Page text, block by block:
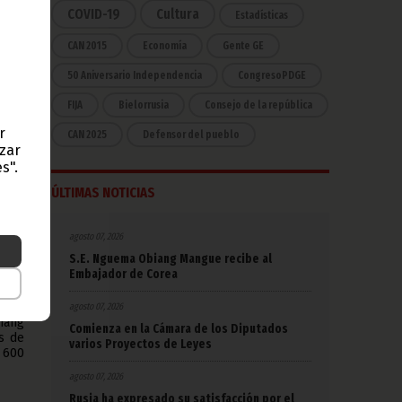
a
la
a
las
de
COVID-19 Cultura Estadísticas
CAN 2015 Economía Gente GE
50 Aniversario Independencia CongresoPDGE
FIJA Bielorrusia Consejo de la república
CAN 2025 Defensor del pueblo
ÚLTIMAS NOTICIAS
agosto 07, 2026
S.E. Nguema Obiang Mangue recibe al
Embajador de Corea
agosto 07, 2026
Comienza en la Cámara de los Diputados
varios Proyectos de Leyes
agosto 07, 2026
Rusia ha expresado su satisfacción por el